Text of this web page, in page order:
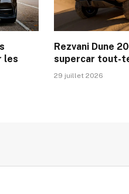
les
Rezvani Dune
supercar tout-
29 juillet 2026